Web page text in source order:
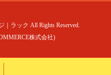
ラック All Rights Reserved.
株式会社)